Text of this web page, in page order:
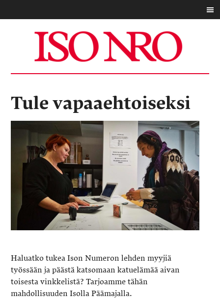
Tule vapaaehtoiseksi
Haluatko tukea Ison Numeron lehden myyjiä
työssään ja päästä katsomaan katuelämää aivan
toisesta vinkkelistä? Tarjoamme tähän
mahdollisuuden Isolla Päämajalla.